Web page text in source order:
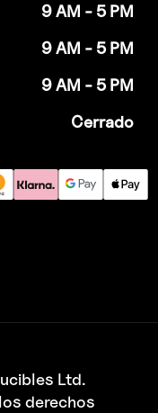
9 AM - 5 PM
9 AM - 5 PM
9 AM - 5 PM
Cerrado
Ltd.
derechos